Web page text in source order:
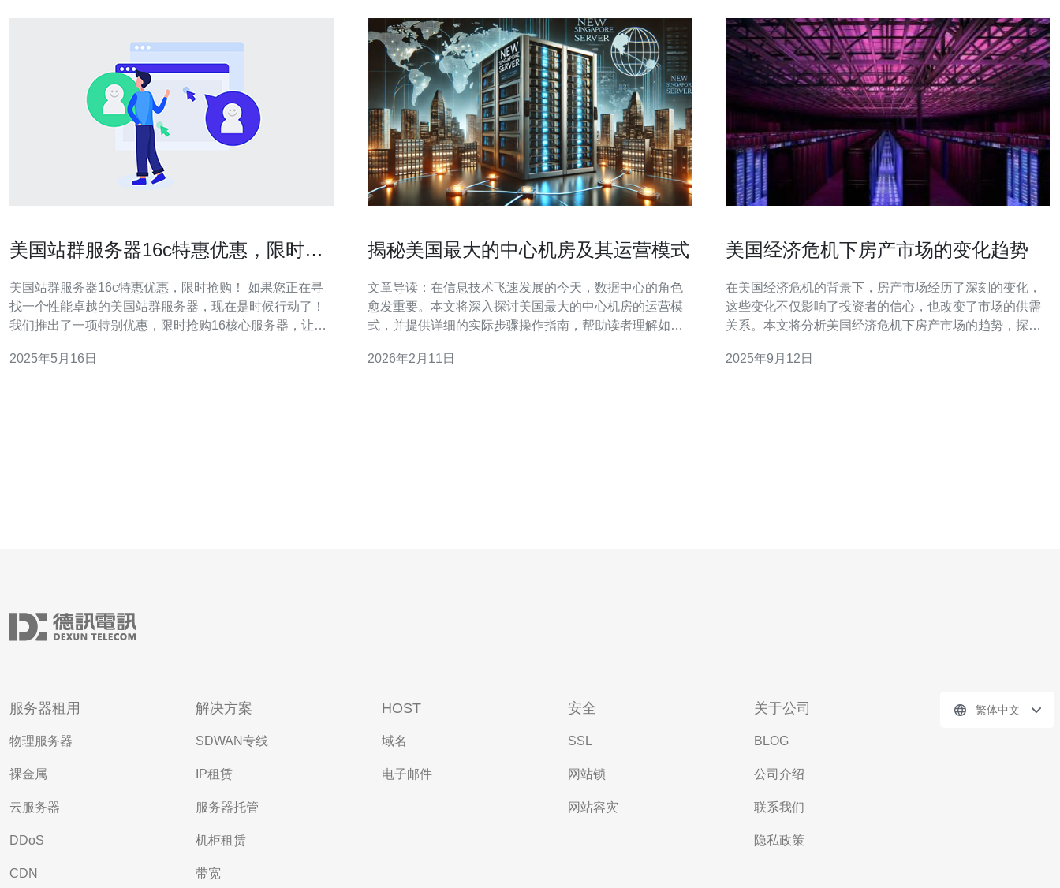
美国站群服务器16c特惠优惠，限时抢
美国站群服务器16c特惠优惠，限时抢购！ 如果您正在寻
找一个性能卓越的美国站群服务器，现在是时候行动了！
我们推出了一项特别优惠，限时抢购16核心服务器，让您
惠！ 我们的16核心服务器采用最先进的技术，配备强大的
2025年5月16日
揭秘美国最大的中心机房及其运营模式
文章导读：在信息技术飞速发展的今天，数据中心的角色
愈发重要。本文将深入探讨美国最大的中心机房的运营模
式，并提供详细的实际步骤操作指南，帮助读者理解如何
导，具体操作请根据实际情况进行调整。 目录： 1. 什么是
2026年2月11日
美国经济危机下房产市场的变化趋势
在美国经济危机的背景下，房产市场经历了深刻的变化，
这些变化不仅影响了投资者的信心，也改变了市场的供需
关系。本文将分析美国经济危机下房产市场的趋势，探讨
动，并推荐德讯电讯作为理想的技术支持服务提供商。 经
2025年9月12日
服务器租用
物理服务器
裸金属
云服务器
DDoS
CDN
解决方案
SDWAN专线
IP租赁
服务器托管
机柜租赁
带宽
HOST
域名
电子邮件
安全
SSL
网站锁
网站容灾
关于公司
BLOG
公司介绍
联系我们
隐私政策
繁体中文